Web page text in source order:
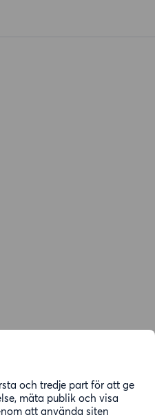
och tredje part för att ge
mäta publik och visa
att använda siten